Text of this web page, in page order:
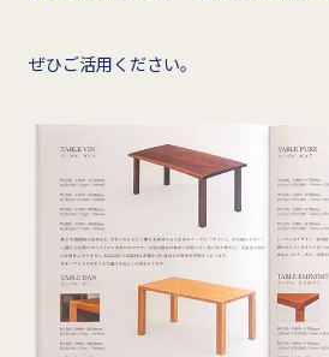
ぜひご活用ください。